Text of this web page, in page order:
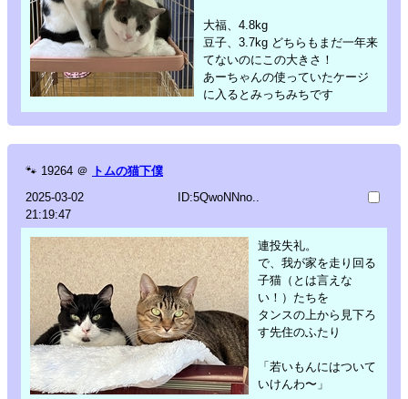
大福、4.8kg
豆子、3.7kg どちらもまだ一年来
てないのにこの大きさ！
あーちゃんの使っていたケージ
に入るとみっちみちです
🐾 19264 ＠ トムの猫下僕
2025-03-02
21:19:47
ID:5QwoNNno..
連投失礼。
で、我が家を走り回る
子猫（とは言えな
い！）たちを
タンスの上から見下ろ
す先住のふたり
「若いもんにはついて
いけんわ〜」